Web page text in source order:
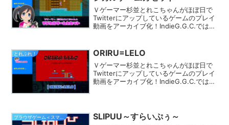
Ｖゲーマー杉並とれこちゃんがほぼ日で
Twitterにアップしているゲームのプレイ
動画をアーカイブ化！IndieG.G.C.では
にピッタリのゲームが見つかるはず★
とれぷれ！ ORIRU=LELO
Ｖゲーマー杉並とれこちゃんがほぼ日で
Twitterにアップしているゲームのプレイ
動画をアーカイブ化！IndieG.G.C.では
ブラウザゲーム＜スマホ対応＞ SLIPUU～すらいぷぅ～